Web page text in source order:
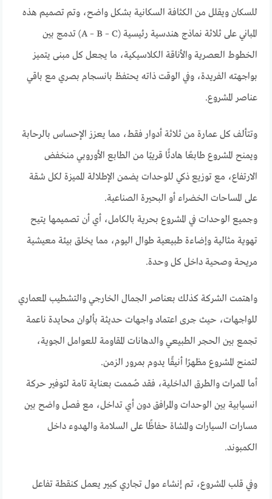
للسكان ويقلل من الكثافة السكانية بشكل واضح، وتم تصميم هذه
المباني على ثلاثة نماذج هندسية رئيسية (A – B – C) تدمج بين
الخطوط العصرية والأناقة الكلاسيكية، ما يجعل كل مبنى يتميز
بواجهته الفريدة، وفي الوقت ذاته يحتفظ بانسجام بصري مع باقي
عناصر المشروع.
وتتألف كل عمارة من ثلاثة أدوار فقط، مما يعزز الإحساس بالرحابة
ويمنح المشروع طابعًا هادئًا قريبًا من الطابع الأوروبي منخفض
الارتفاع، مع توزيع ذكي للوحدات يضمن الإطلالة المميزة لكل شقة
على المساحات الخضراء أو البحيرة الصناعية.
وجميع الوحدات في المشروع بحرية بالكامل، أي أن تصميمها يتيح
تهوية مثالية وإضاءة طبيعية طوال اليوم، مما يخلق بيئة معيشية
مريحة وصحية داخل كل وحدة.
واهتمت الشركة كذلك بعناصر الجمال الخارجي والتشطيب المعماري
للواجهات، حيث جرى اعتماد واجهات حديثة بألوان محايدة ناعمة
تجمع بين الحجر الطبيعي والدهانات المقاومة للعوامل الجوية،
لتمنح المشروع مظهرًا أنيقًا يدوم بمرور الزمن.
أما الممرات والطرق الداخلية، فقد صُممت بعناية تامة لتوفير حركة
انسيابية بين الوحدات والمرافق دون أي تداخل، مع فصل واضح بين
مسارات السيارات والمشاة حفاظًا على السلامة والهدوء داخل
الكمبوند.
وفي قلب المشروع، تم إنشاء مول تجاري كبير يعمل كنقطة تفاعل